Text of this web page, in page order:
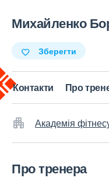
Михайленко
Зберегти
Контакти Про
Академія
Про тренера